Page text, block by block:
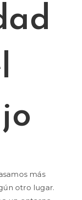
más
otro lugar.